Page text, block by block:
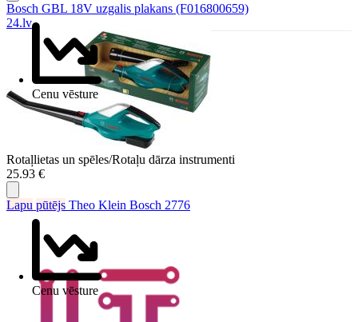
Cenu vēsture
Bosch GBL 18V uzgalis plakans (F016800659)
24.lv
Rotaļlietas un spēles/Rotaļu dārza instrumenti
25.93 €
Cenu vēsture
Lapu pūtējs Theo Klein Bosch 2776